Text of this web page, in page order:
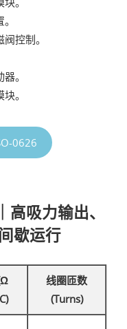
控制。
。
。
0626
吸力输出、
歇运行
线圈匝数
(Turns)